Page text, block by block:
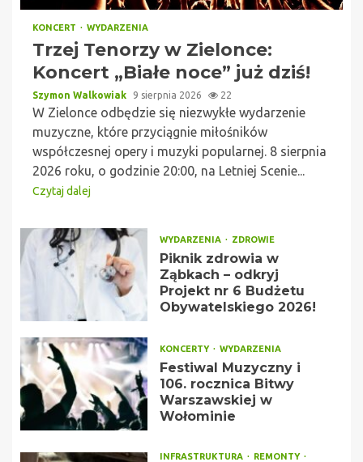
KONCERT WYDARZENIA
Trzej Tenorzy w Zielonce:
Koncert „Białe noce” już dziś!
Szymon Walkowiak 9 sierpnia 2026 22
W Zielonce odbędzie się niezwykłe wydarzenie
muzyczne, które przyciągnie miłośników
współczesnej opery i muzyki popularnej. 8 sierpnia
2026 roku, o godzinie 20:00, na Letniej Scenie...
Czytaj dalej
WYDARZENIA ZDROWIE
Piknik zdrowia w
Ząbkach – odkryj
Projekt nr 6 Budżetu
Obywatelskiego 2026!
KONCERTY WYDARZENIA
Festiwal Muzyczny i
106. rocznica Bitwy
Warszawskiej w
Wołominie
INFRASTRUKTURA
REMONTY